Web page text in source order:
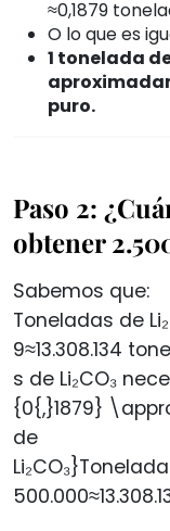
≈0,1879
O lo que es
1 tonelada
puro.
Paso 2:
obtener
Sabemos que:
Toneladas de
9≈13.308.134
s de Li₂CO₃
{0{,}1879}
de